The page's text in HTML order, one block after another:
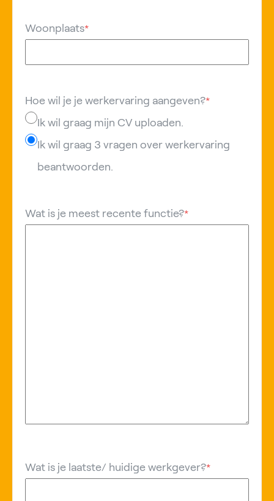
Woonplaats*
Hoe wil je je werkervaring aangeven?*
Ik wil graag mijn CV uploaden.
Ik wil graag 3 vragen over werkervaring
beantwoorden.
Wat is je meest recente functie?*
Wat is je laatste/ huidige werkgever?*